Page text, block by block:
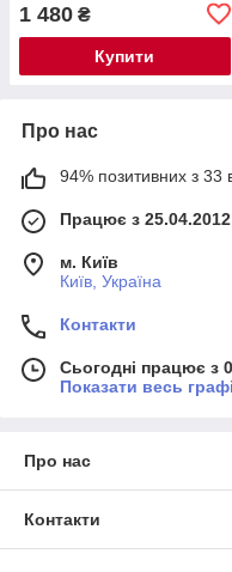
Detector, EMF Me
1 480 ₴
Купити
Про нас
94% позитивних з 33
Працює з 25.04.2012
м. Київ
Київ, Україна
Контакти
Сьогодні працює з
Показати весь
Про нас
Контакти